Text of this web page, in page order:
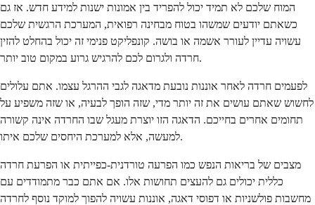
המוח שלכם לא תמיד יכול להפריד בין אמונות ישנות למידע חדש. אז גם
כשאתם יודעים שמשהו בטוח מבחינה רפואית, המערכת הרגשית שלכם
עשויה עדיין לעורר אשמה או בושה. קונפליקט פנימי זה יכול בהחלט להזין
חרדה ולגרום לכם להרגיש גרוע במקום טוב יותר.
לפעמים חרדה לאחר אוננות נובעת מדאגה לגבי ההרגל עצמו. אתם עלולים
לחשוש שאתם עושים את זה יותר מדי, שזה הופך לבעיה, או שזה משפיע על
תחומים אחרים בחייכם. הדאגה הזו יוצרת מעגל שבו החרדה אינה קשורה
למעשה, אלא למערכת היחסים שלכם איתו.
מצבים של בריאות הנפש כמו הפרעה טורדנית-כפייתית או הפרעת חרדה
כללית יכולים גם להעצים תחושות אלו. אם אתם כבר מתמודדים עם
מחשבות פולשניות או דפוסי דאגה, אוננות עשויה להפוך למוקד נוסף לחרדה